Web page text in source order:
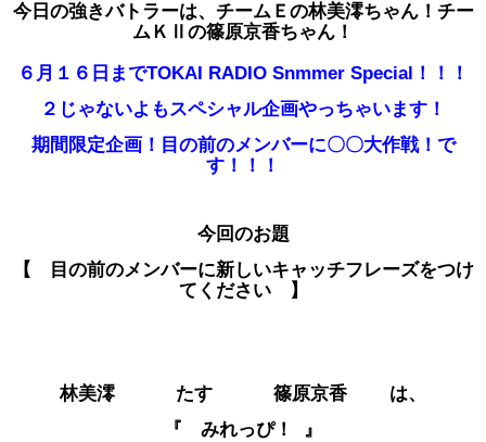
今日 の強きバトラーは、チームＥの林美澪ちゃん！チー
ムＫⅡ の篠原京香ちゃん！
６月１６日までTOKAI RADIO Snmmer Special！！！
２じゃないよもスペシャル企画やっちゃいます！
期間 限定企画！目の前のメンバーに〇〇大作戦！で
す！！！
今回のお題
【 目の前のメンバーに新しいキャッチフレーズをつけ
てください 】
林美澪 たす 篠原京香 は、
『 みれっぴ！
』